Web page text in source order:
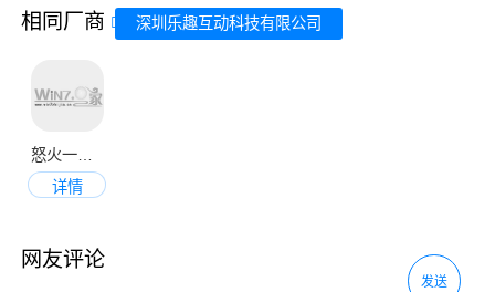
相同厂商 深圳乐趣互动科技有限公司
怒火一刀打金版
详情
网友评论
发送